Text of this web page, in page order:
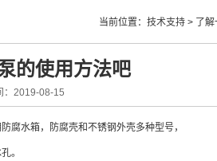
当前位置： 技术支持 > 了
的使用方法吧
：2019-08-15
腐水箱，防腐壳和不锈钢外壳多种型号，
。